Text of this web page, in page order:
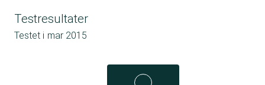
Testresultater
Testet i mar 2015